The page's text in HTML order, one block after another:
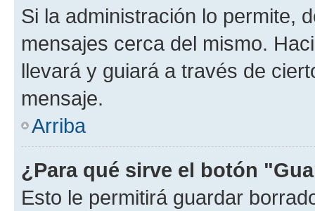
Si la administración lo permite,
mensajes cerca del mismo.
llevará y guiará a través de
mensaje.
Arriba
¿Para qué sirve el botón
Esto le permitirá guardar